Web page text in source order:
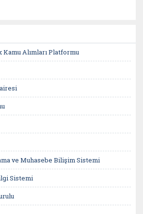
Alımları Platformu
ve Muhasebe Bilişim Sistemi
Sistemi